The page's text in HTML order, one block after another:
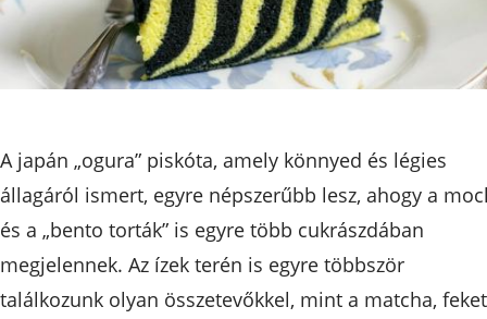
A japán „ogura” piskóta, amely könnyed és légies
állagáról ismert, egyre népszerűbb lesz, ahogy a
és a „bento torták” is egyre több cukrászdában
megjelennek. Az ízek terén is egyre többször
találkozunk olyan összetevőkkel, mint a matcha,